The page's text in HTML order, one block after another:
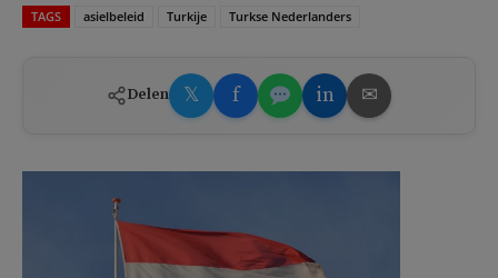
TAGS asielbeleid Turkije Turkse Nederlanders
Delen 𝕏 f in ✉